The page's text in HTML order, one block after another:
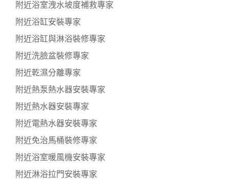
附近浴室洩水坡度補救專家
附近浴缸安裝專家
附近浴缸與淋浴裝修專家
附近洗臉盆裝修專家
附近乾濕分離專家
附近熱泵熱水器安裝專家
附近熱水器安裝專家
附近電熱水器安裝專家
附近免治馬桶裝修專家
附近浴室暖風機安裝專家
附近淋浴拉門安裝專家